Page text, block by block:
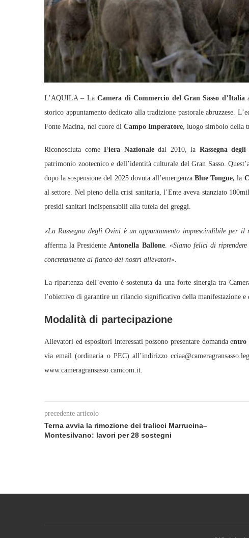
L’AQUILA – LaCamera di Commercio del Gran Sasso d’Italia
storico appuntamento dedicato alla tradizione pastorale abruzzese.
Fonte Macina, nel cuore di Campo Imperatore, luogo simbolo della
Riconosciuta comeFiera Nazionaledal 2010, la Rassegna
patrimonio zootecnico e dell’identità culturale del Gran Sasso.
dopo la sospensione del 2025 dovuta all’emergenzaBlue Tongue, la
al settore. Nel pieno della crisi sanitaria, l’Ente aveva stanziato
presidi sanitari indispensabili alla tutela dei greggi.
«La Rassegna degli Ovini è un appuntamento imprescindibile per
afferma la PresidenteAntonella Ballone. «Siamo felici di riprendere
concretamente al fianco dei nostri allevatori».
La ripartenza dell’evento è sostenuta da una forte sinergia tra
l’obiettivo di garantire un rilancio significativo della manifestazione e
Modalità di partecipazione
Allevatori ed espositori interessati possono presentare domanda entro
via email (ordinaria o PEC) all’indirizzo
www.cameragransasso.camcom.it.
precedente articolo
Terna avvia la rimozione dei tralicci Marrucina–
Montesilvano: lavori per 28 sostegni